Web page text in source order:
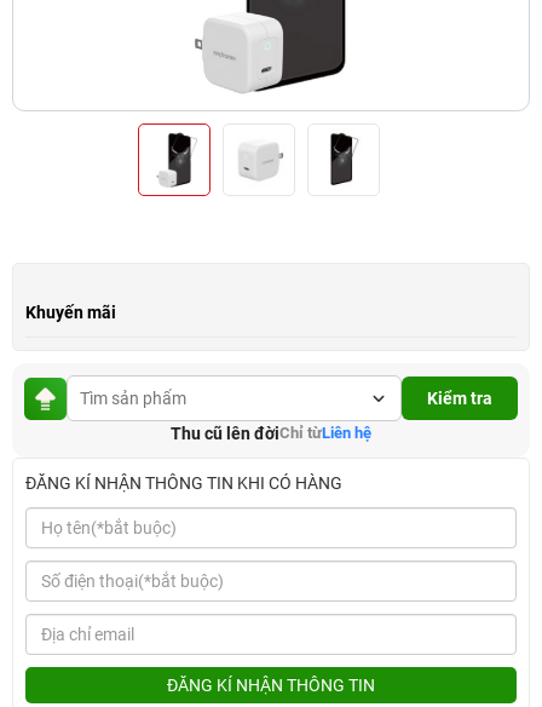
Khuyến mãi
Kiểm tra
Thu cũ lên đờiChỉ từLiên hệ
ĐĂNG KÍ NHẬN THÔNG TIN KHI CÓ HÀNG
ĐĂNG KÍ NHẬN THÔNG TIN